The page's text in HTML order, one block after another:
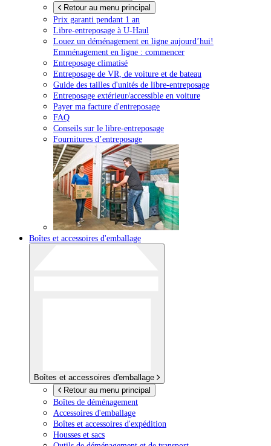
Retour au menu principal
Prix garanti pendant 1 an
Libre-entreposage à U-Haul
Louez un déménagement en ligne aujourd’hui!
Emménagement en ligne : commencer
Entreposage climatisé
Entreposage de VR, de voiture et de bateau
Guide des tailles d'unités de libre-entreposage
Entreposage extérieur/accessible en voiture
Payer ma facture d'entreposage
FAQ
Conseils sur le libre-entreposage
Fournitures d’entreposage
Boîtes et accessoires d'emballage
Boîtes et accessoires d'emballage
Retour au menu principal
Boîtes de déménagement
Accessoires d'emballage
Boîtes et accessoires d'expédition
Housses et sacs